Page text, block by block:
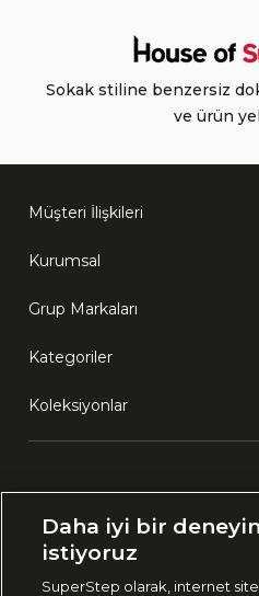
Sokak stiline benzersiz
ve ürün
Müşteri İlişkileri
Kurumsal
Grup Markaları
Kategoriler
Koleksiyonlar
🇹🇷 Türkiye
Daha iyi bir
istiyoruz
SuperStep olarak, internet